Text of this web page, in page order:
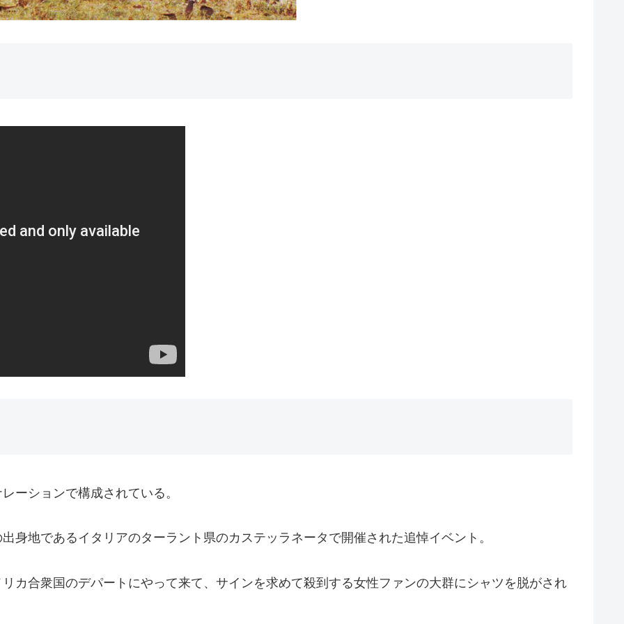
ーションで構成されている。
身地であるイタリアのターラント県のカステッラネータで開催された追悼イベント。
カ合衆国のデパートにやって来て、サインを求めて殺到する女性ファンの大群にシャツを脱がされ